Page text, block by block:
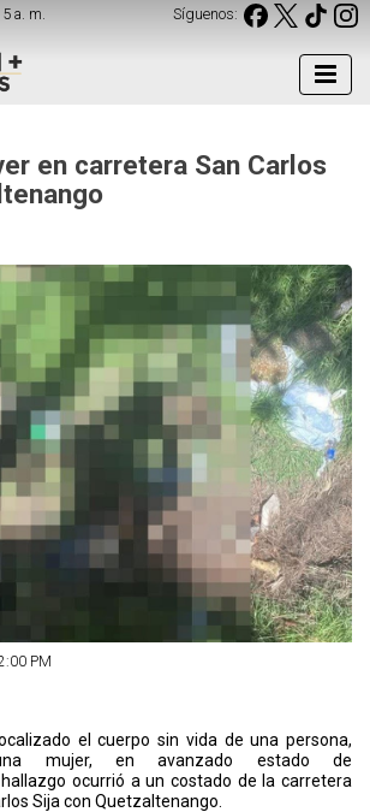
a. m. Síguenos:
en carretera San Carlos
PM
el cuerpo sin vida de una persona,
mujer, en avanzado estado de
ocurrió a un costado de la carretera
Sija con Quetzaltenango.